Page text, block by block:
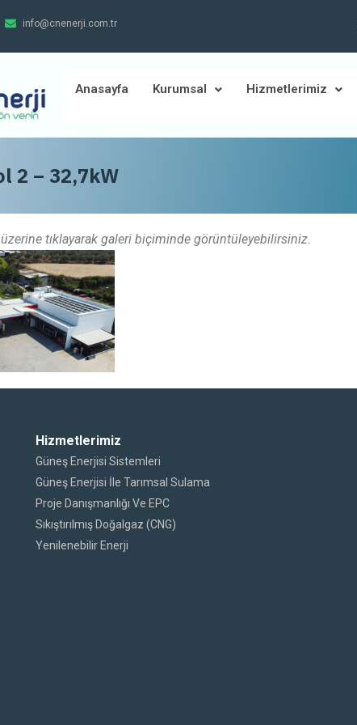
info@cnenerji.com.tr
Anasayfa Kurumsal Hizmetlerimiz
2 – 32,7kW
tıklayarak galeri biçiminde görüntüleyebilirsiniz.
Hizmetlerimiz
Güneş Enerjisi Sistemleri
Güneş Enerjisi İle Tarımsal Sulama
Proje Danışmanlığı Ve EPC
Sıkıştırılmış Doğalgaz (CNG)
Yenilenebilir Enerji